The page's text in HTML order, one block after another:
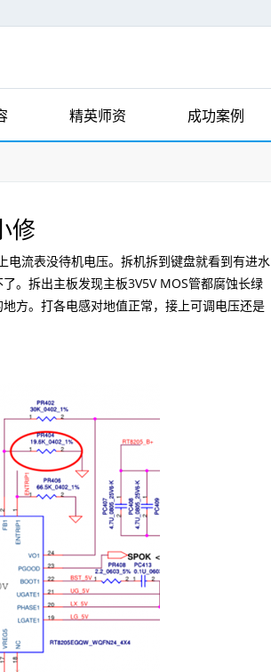
精英师资 成功案例
修
流表没待机电压。拆机拆到键盘就看到有进水
。拆出主板发现主板3V5V MOS管都腐蚀长绿
方。打各电感对地值正常，接上可调电压还是